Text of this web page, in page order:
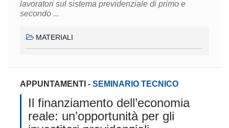
lavoratori sul sistema previdenziale di primo e
secondo ...
MATERIALI
APPUNTAMENTI - SEMINARIO TECNICO
Il finanziamento dell’economia
reale: un’opportunità per gli